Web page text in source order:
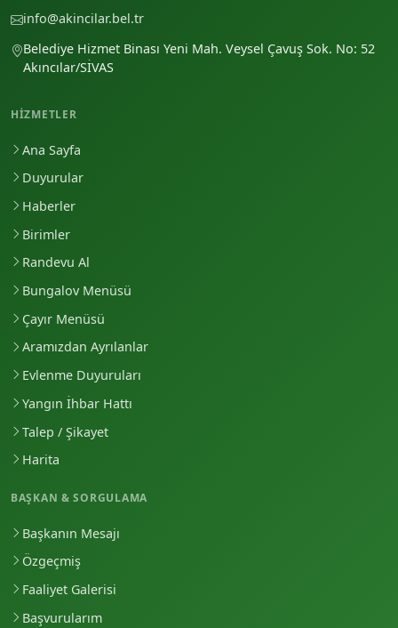
info@akincilar.bel.tr
Belediye Hizmet Binası Yeni Mah. Veysel Çavuş Sok. No: 52
Akıncılar/SİVAS
HIZMETLER
Ana Sayfa
Duyurular
Haberler
Birimler
Randevu Al
Bungalov Menüsü
Çayır Menüsü
Aramızdan Ayrılanlar
Evlenme Duyuruları
Yangın İhbar Hattı
Talep / Şikayet
Harita
BAŞKAN & SORGULAMA
Başkanın Mesajı
Özgeçmiş
Faaliyet Galerisi
Başvurularım